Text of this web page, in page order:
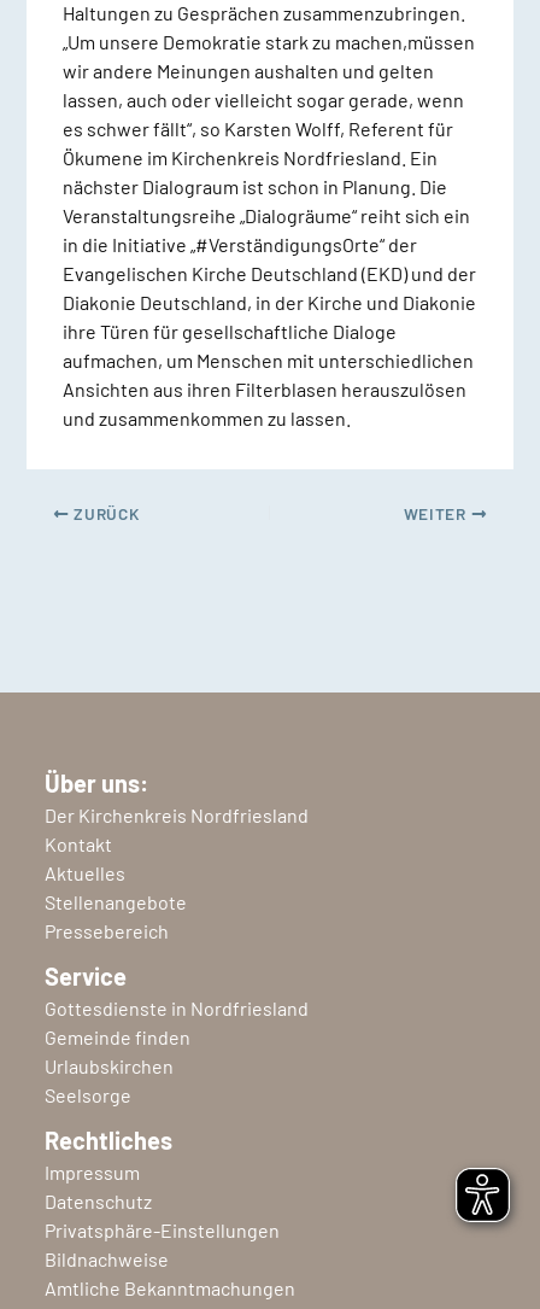
Haltungen zu Gesprächen zusammenzubringen.
„Um unsere Demokratie stark zu machen,müssen
wir andere Meinungen aushalten und gelten
lassen, auch oder vielleicht sogar gerade, wenn
es schwer fällt“, so Karsten Wolff, Referent für
Ökumene im Kirchenkreis Nordfriesland. Ein
nächster Dialograum ist schon in Planung. Die
Veranstaltungsreihe „Dialogräume“ reiht sich ein
in die Initiative „#VerständigungsOrte“ der
Evangelischen Kirche Deutschland (EKD) und der
Diakonie Deutschland, in der Kirche und Diakonie
ihre Türen für gesellschaftliche Dialoge
aufmachen, um Menschen mit unterschiedlichen
Ansichten aus ihren Filterblasen herauszulösen
und zusammenkommen zu lassen.
ZURÜCK WEITER
Über uns:
Der Kirchenkreis Nordfriesland
Kontakt
Aktuelles
Stellenangebote
Pressebereich
Service
Gottesdienste in Nordfriesland
Gemeinde finden
Urlaubskirchen
Seelsorge
Rechtliches
Impressum
Datenschutz
Privatsphäre-Einstellungen
Bildnachweise
Amtliche Bekanntmachungen